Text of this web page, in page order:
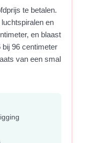
te betalen.
en
en blaast
96 centimeter
van een smal